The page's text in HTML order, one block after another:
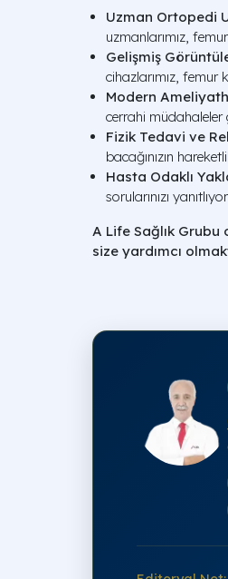
Uzman Ortopedi
uzmanlarımız,
Gelişmiş
cihazlarımız, femur
Modern
cerrahi müdahaleler
Fizik Tedavi ve
bacağınızın
Hasta Odaklı
sorularınızı
A Life Sağlık Grubu
size yardımcı